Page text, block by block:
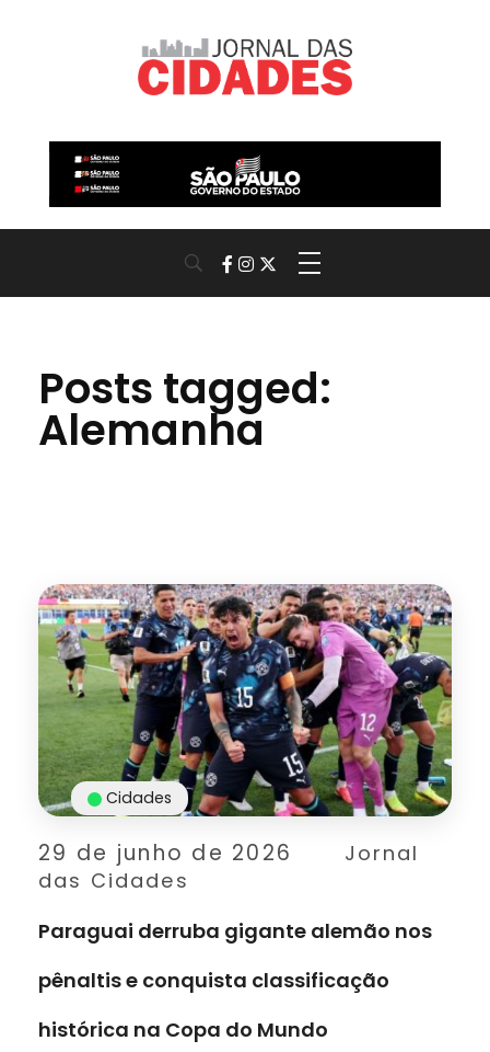
Posts tagged:
Alemanha
29 de junho de 2026
Jornal
das Cidades
Cidades
Paraguai derruba gigante alemão nos
pênaltis e conquista classificação
histórica na Copa do Mundo